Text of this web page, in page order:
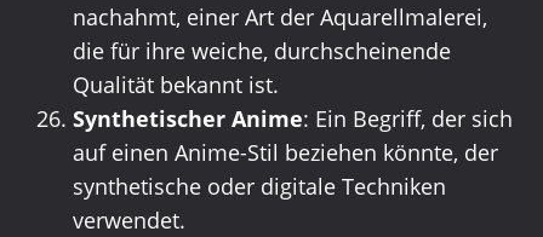
nachahmt, einer Art der Aquarellmalerei,
die für ihre weiche, durchscheinende
Qualität bekannt ist.
Synthetischer Anime: Ein Begriff, der sich
auf einen Anime-Stil beziehen könnte, der
synthetische oder digitale Techniken
verwendet.